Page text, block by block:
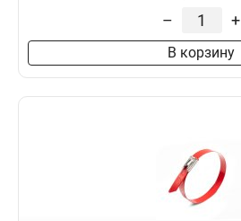
– +
В корзину